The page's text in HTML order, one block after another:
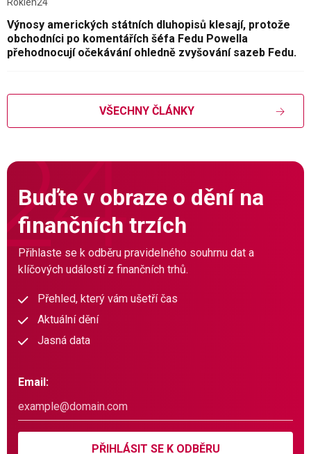
Výnosy amerických státních dluhopisů klesají, protože
obchodníci po komentářích šéfa Fedu Powella
přehodnocují očekávání ohledně zvyšování sazeb Fedu.
VŠECHNY ČLÁNKY
Buďte v obraze o dění na
finančních trzích
Přihlaste se k odběru pravidelného souhrnu dat a
klíčových událostí z finančních trhů.
Přehled, který vám ušetří čas
Aktuální dění
Jasná data
Email:
PŘIHLÁSIT SE K ODBĚRU